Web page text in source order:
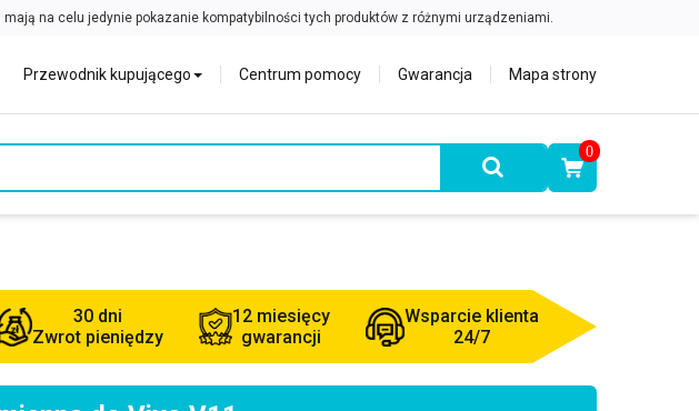
Przewodnik kupującego Centrum pomocy Gwarancja Mapa strony
0
30 dni
Zwrot pieniędzy
12 miesięcy
gwarancji
Wsparcie klienta
24/7